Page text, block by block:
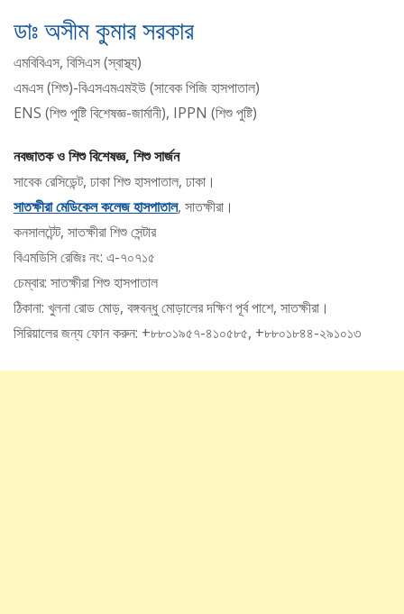
ডাঃ অসীম কুমার সরকার
এমবিবিএস, বিসিএস (স্বাস্থ্য)
এমএস (শিশু)-বিএসএমএমইউ (সাবেক পিজি হাসপাতাল)
ENS (শিশু পুষ্টি বিশেষজ্ঞ-জার্মানী), IPPN (শিশু পুষ্টি)
নবজাতক ও শিশু বিশেষজ্ঞ, শিশু সার্জন
সাবেক রেসিডেন্ট, ঢাকা শিশু হাসপাতাল, ঢাকা।
সাতক্ষীরা মেডিকেল কলেজ হাসপাতাল, সাতক্ষীরা।
কনসালটেন্ট, সাতক্ষীরা শিশু সেন্টার
বিএমডিসি রেজিঃ নং: এ-৭০৭১৫
চেম্বার: সাতক্ষীরা শিশু হাসপাতাল
ঠিকানা: খুলনা রোড মোড়, বঙ্গবন্ধু মোড়ালের দক্ষিণ পূর্ব পাশে, সাতক্ষীরা।
সিরিয়ালের জন্য ফোন করুন: +৮৮০১৯৫৭-৪১০৫৮৫, +৮৮০১৮৪৪-২৯১০১৩